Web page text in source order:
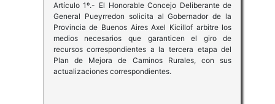
Artículo 1º.- El Honorable Concejo Deliberante de
General Pueyrredon solicita al Gobernador de la
Provincia de Buenos Aires Axel Kicillof arbitre los
medios necesarios que garanticen el giro de
recursos correspondientes a la tercera etapa del
Plan de Mejora de Caminos Rurales, con sus
actualizaciones correspondientes.